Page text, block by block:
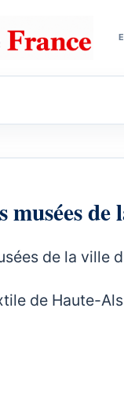
musées
de la ville
de Haute-